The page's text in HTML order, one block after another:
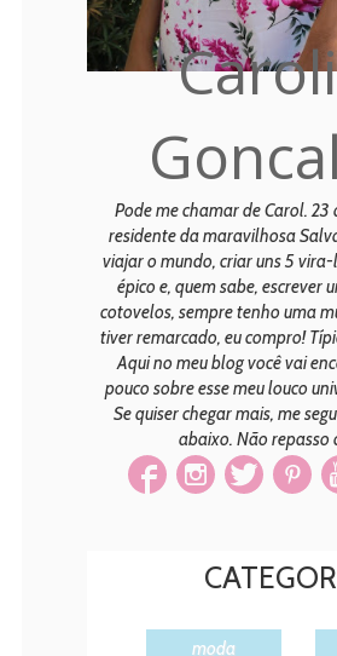
Pode me chamar de Carol.
residente da maravilhosa
viajar o mundo, criar uns 5
épico e, quem sabe, escrever
cotovelos, sempre tenho uma
tiver remarcado, eu compro!
Aqui no meu blog você vai
pouco sobre esse meu louco
Se quiser chegar mais, me
abaixo. Não repasso
moda